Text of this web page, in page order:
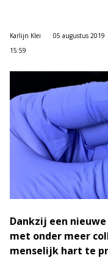
Karlijn Klei
05 augustus 2019
15:59
Dankzij een
met onder meer
menselijk hart te